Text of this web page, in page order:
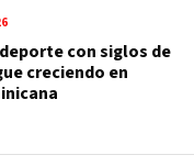
con siglos de
creciendo en